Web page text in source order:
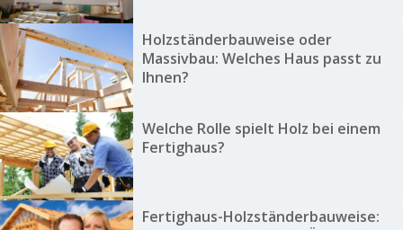
Holzständerbauweise oder
Massivbau: Welches Haus passt zu
Ihnen?
Welche Rolle spielt Holz bei einem
Fertighaus?
Fertighaus-Holzständerbauweise: